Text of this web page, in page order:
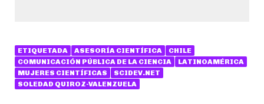
ETIQUETADA ASESORÍA CIENTÍFICA
CHILE
COMUNICACIÓN PÚBLICA DE LA CIENCIA
LATINOAMÉRICA
MUJERES CIENTÍFICAS
SCIDEV.NET
SOLEDAD QUIROZ-VALENZUELA